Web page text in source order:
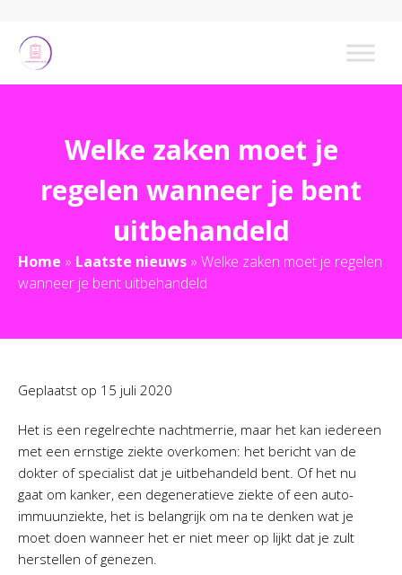
Welke zaken moet je
regelen wanneer je bent
uitbehandeld
Home » Laatste nieuws » Welke zaken moet je regelen
wanneer je bent uitbehandeld
Geplaatst op 15 juli 2020
Het is een regelrechte nachtmerrie, maar het kan iedereen
met een ernstige ziekte overkomen: het bericht van de
dokter of specialist dat je uitbehandeld bent. Of het nu
gaat om kanker, een degeneratieve ziekte of een auto-
immuunziekte, het is belangrijk om na te denken wat je
moet doen wanneer het er niet meer op lijkt dat je zult
herstellen of genezen.